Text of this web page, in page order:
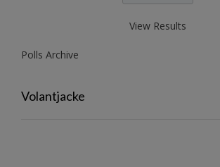
View Results
Polls Archive
Volantjacke